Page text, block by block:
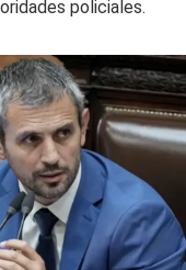
policiales.